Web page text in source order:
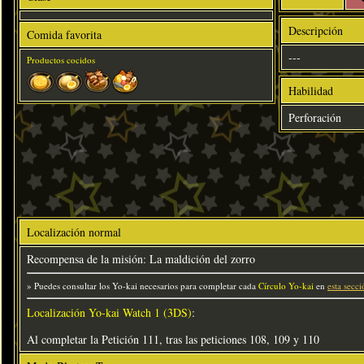
Comida favorita
Productos cocidos
Descripción
---
Habilidad
Perforación
Localización normal
Recompensa de la misión: La maldición del zorro
» Puedes consultar los Yo-kai necesarios para completar cada Círculo Yo-kai en esta
Localización Yo-kai Watch 1 (3DS):
Al completar la Petición 111, tras las peticiones 108, 109 y 110